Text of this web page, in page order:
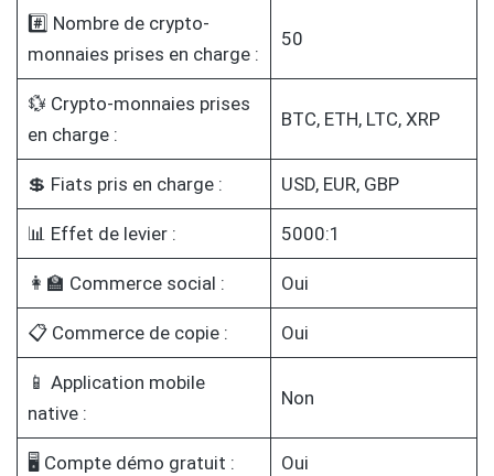
#️⃣ Nombre de crypto-
monnaies prises en charge :
50
💱 Crypto-monnaies prises
en charge :
BTC, ETH, LTC, XRP
💲 Fiats pris en charge : USD, EUR, GBP
📊 Effet de levier : 5000:1
👩‍🏫 Commerce social : Oui
📋 Commerce de copie : Oui
📱 Application mobile
native :
Non
🖥️ Compte démo gratuit : Oui